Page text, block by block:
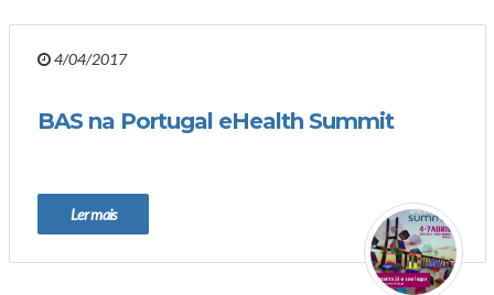
4/04/2017
BAS na Portugal eHealth Summit
Ler mais